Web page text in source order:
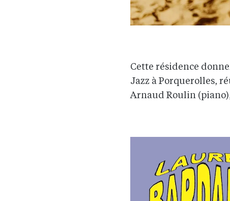
Cette résidence
Jazz à Porquerolles,
Arnaud Roulin